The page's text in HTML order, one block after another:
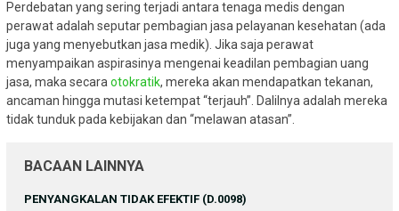
Perdebatan yang sering terjadi antara tenaga medis dengan
perawat adalah seputar pembagian jasa pelayanan kesehatan (ada
juga yang menyebutkan jasa medik). Jika saja perawat
menyampaikan aspirasinya mengenai keadilan pembagian uang
jasa, maka secara otokratik, mereka akan mendapatkan tekanan,
ancaman hingga mutasi ketempat “terjauh”. Dalilnya adalah mereka
tidak tunduk pada kebijakan dan “melawan atasan”.
BACAAN LAINNYA
PENYANGKALAN TIDAK EFEKTIF (D.0098)